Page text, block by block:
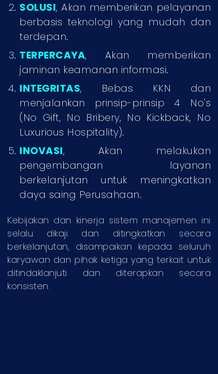
SOLUSI, Akan memberikan pelayanan
berbasis teknologi yang mudah dan
terdepan.
TERPERCAYA, Akan memberikan
jaminan keamanan informasi.
INTEGRITAS, Bebas KKN dan
menjalankan prinsip-prinsip 4 No's
(No Gift, No Bribery, No Kickback, No
Luxurious Hospitality).
INOVASI, Akan melakukan
pengembangan layanan
berkelanjutan untuk meningkatkan
daya saing Perusahaan.
Kebijakan dan kinerja sistem manajemen ini
selalu dikaji dan ditingkatkan secara
berkelanjutan, disampaikan kepada seluruh
karyawan dan pihak ketiga yang terkait untuk
ditindaklanjuti dan diterapkan secara
konsisten.